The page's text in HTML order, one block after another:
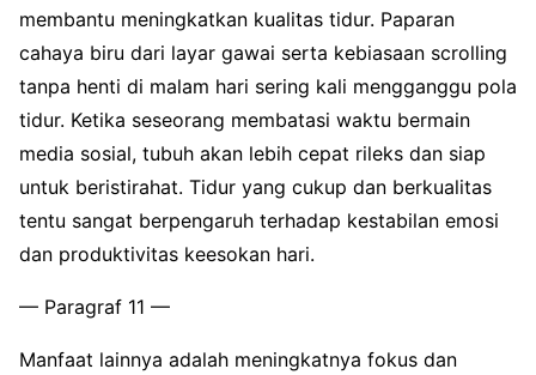
membantu meningkatkan kualitas tidur. Paparan
cahaya biru dari layar gawai serta kebiasaan scrolling
tanpa henti di malam hari sering kali mengganggu pola
tidur. Ketika seseorang membatasi waktu bermain
media sosial, tubuh akan lebih cepat rileks dan siap
untuk beristirahat. Tidur yang cukup dan berkualitas
tentu sangat berpengaruh terhadap kestabilan emosi
dan produktivitas keesokan hari.
— Paragraf 11 —
Manfaat lainnya adalah meningkatnya fokus dan